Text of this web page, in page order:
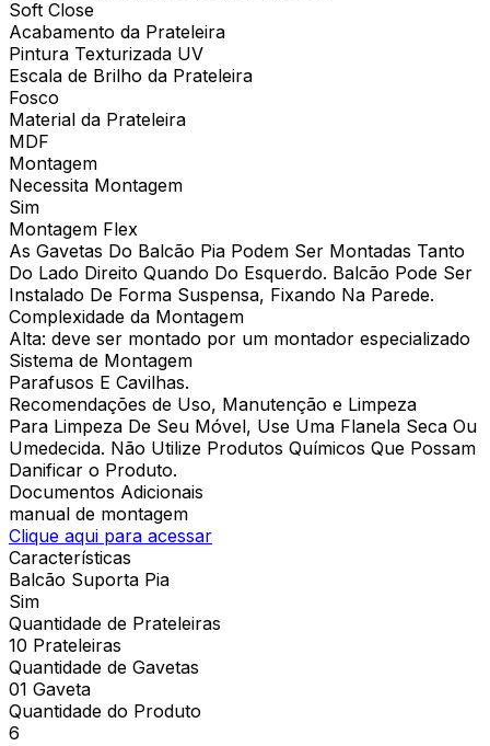
Soft Close
Acabamento da Prateleira
Pintura Texturizada UV
Escala de Brilho da Prateleira
Fosco
Material da Prateleira
MDF
Montagem
Necessita Montagem
Sim
Montagem Flex
As Gavetas Do Balcão Pia Podem Ser Montadas Tanto
Do Lado Direito Quando Do Esquerdo. Balcão Pode Ser
Instalado De Forma Suspensa, Fixando Na Parede.
Complexidade da Montagem
Alta: deve ser montado por um montador especializado
Sistema de Montagem
Parafusos E Cavilhas.
Recomendações de Uso, Manutenção e Limpeza
Para Limpeza De Seu Móvel, Use Uma Flanela Seca Ou
Umedecida. Não Utilize Produtos Químicos Que Possam
Danificar o Produto.
Documentos Adicionais
manual de montagem
Clique aqui para acessar
Características
Balcão Suporta Pia
Sim
Quantidade de Prateleiras
10 Prateleiras
Quantidade de Gavetas
01 Gaveta
Quantidade do Produto
6